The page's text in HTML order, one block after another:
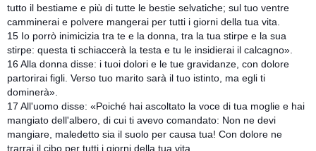
tutto il bestiame e più di tutte le bestie selvatiche; sul tuo ventre
camminerai e polvere mangerai per tutti i giorni della tua vita.
15 Io porrò inimicizia tra te e la donna, tra la tua stirpe e la sua
stirpe: questa ti schiaccerà la testa e tu le insidierai il calcagno».
16 Alla donna disse: i tuoi dolori e le tue gravidanze, con dolore
partorirai figli. Verso tuo marito sarà il tuo istinto, ma egli ti
dominerà».
17 All'uomo disse: «Poiché hai ascoltato la voce di tua moglie e hai
mangiato dell'albero, di cui ti avevo comandato: Non ne devi
mangiare, maledetto sia il suolo per causa tua! Con dolore ne
trarrai il cibo per tutti i giorni della tua vita.